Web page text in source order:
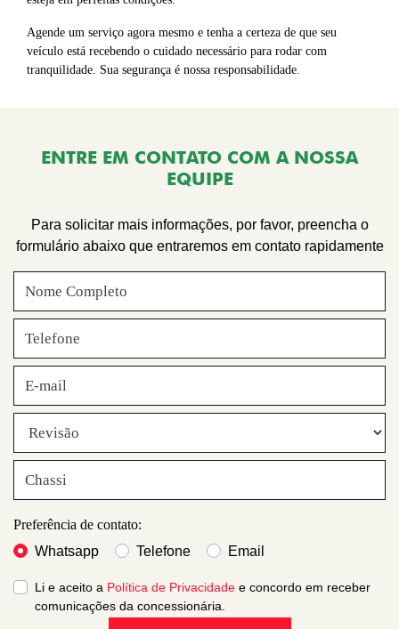
Agende um serviço agora mesmo e tenha a certeza de que seu
veículo está recebendo o cuidado necessário para rodar com
tranquilidade. Sua segurança é nossa responsabilidade.
ENTRE EM CONTATO COM A NOSSA
EQUIPE
Para solicitar mais informações, por favor, preencha o
formulário abaixo que entraremos em contato rapidamente
Preferência de contato:
Whatsapp
Telefone Email
Li e aceito a Política de Privacidade e concordo em receber
comunicações da concessionária.